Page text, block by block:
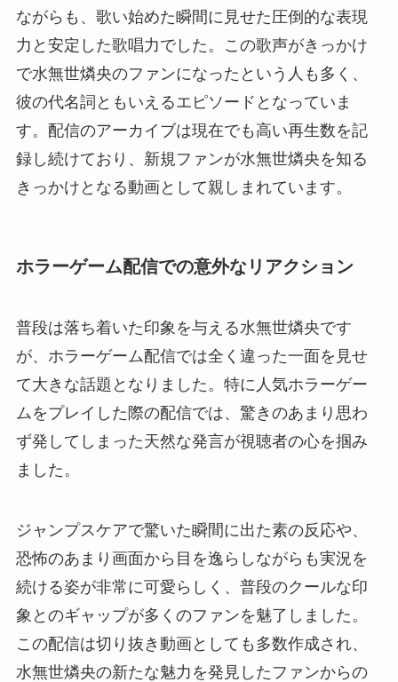
ながらも、歌い始めた瞬間に見せた圧倒的な表現
力と安定した歌唱力でした。この歌声がきっかけ
で水無世燐央のファンになったという人も多く、
彼の代名詞ともいえるエピソードとなっていま
す。配信のアーカイブは現在でも高い再生数を記
録し続けており、新規ファンが水無世燐央を知る
きっかけとなる動画として親しまれています。
ホラーゲーム配信での意外なリアクション
普段は落ち着いた印象を与える水無世燐央です
が、ホラーゲーム配信では全く違った一面を見せ
て大きな話題となりました。特に人気ホラーゲー
ムをプレイした際の配信では、驚きのあまり思わ
ず発してしまった天然な発言が視聴者の心を掴み
ました。
ジャンプスケアで驚いた瞬間に出た素の反応や、
恐怖のあまり画面から目を逸らしながらも実況を
続ける姿が非常に可愛らしく、普段のクールな印
象とのギャップが多くのファンを魅了しました。
この配信は切り抜き動画としても多数作成され、
水無世燐央の新たな魅力を発見したファンからの